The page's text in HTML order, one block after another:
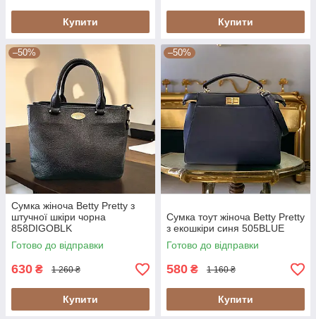
Купити Купити
–50%
Сумка жіноча Betty Pretty з
штучної шкіри чорна
858DIGOBLK
Готово до відправки
630 ₴ 1 260 ₴
Купити
–50%
Сумка тоут жіноча Betty Pretty
з екошкіри синя 505BLUE
Готово до відправки
580 ₴ 1 160 ₴
Купити